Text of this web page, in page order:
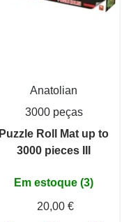
Anatolian
3000 peças
Puzzle Roll Mat up to
3000 pieces III
Em estoque (3)
20,00 €